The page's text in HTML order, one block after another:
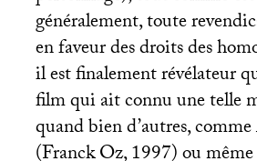
généralement, toute
en faveur des droits des
il est finalement révélateur
film qui ait connu une telle
quand bien d’autres, comme